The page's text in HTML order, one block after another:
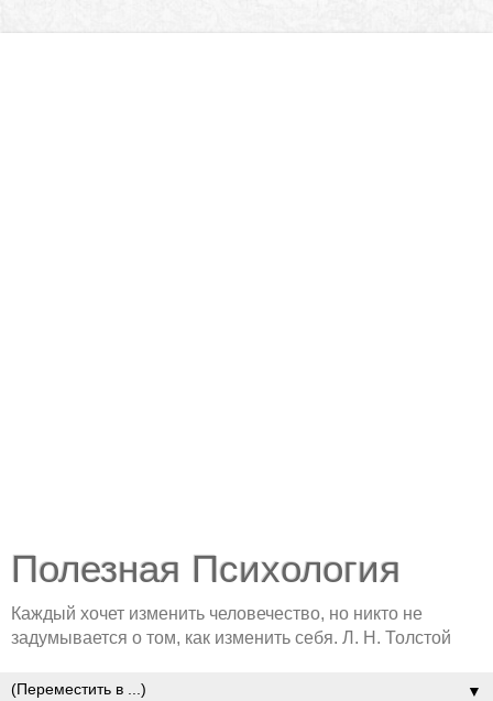
Полезная Психология
Каждый хочет изменить человечество, но никто не
задумывается о том, как изменить себя. Л. Н. Толстой
▼